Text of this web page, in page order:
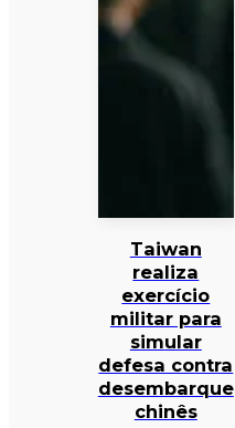
Taiwan
realiza
exercício
militar para
simular
defesa contra
desembarque
chinês